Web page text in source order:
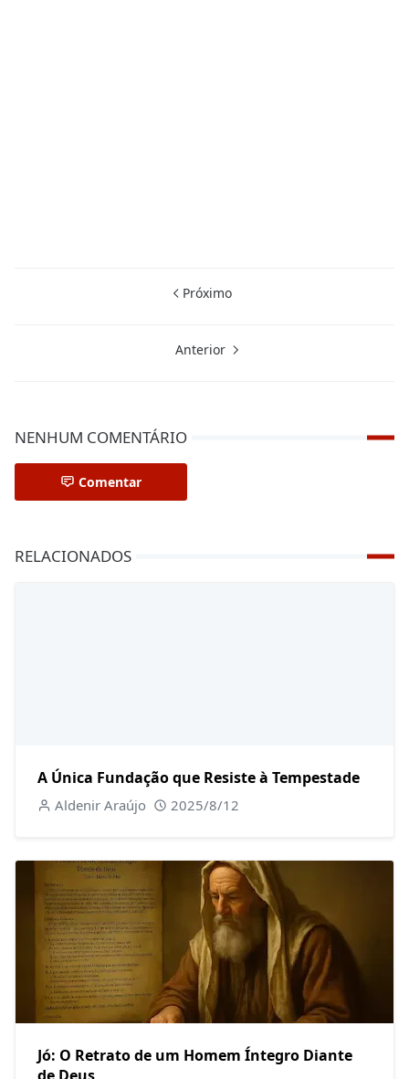
Próximo
Anterior
NENHUM COMENTÁRIO
Comentar
RELACIONADOS
A Única Fundação que Resiste à Tempestade
Aldenir Araújo 2025/8/12
Jó: O Retrato de um Homem Íntegro Diante